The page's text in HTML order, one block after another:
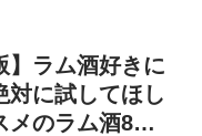
】ラム酒好きに
対に試してほし
メのラム酒8